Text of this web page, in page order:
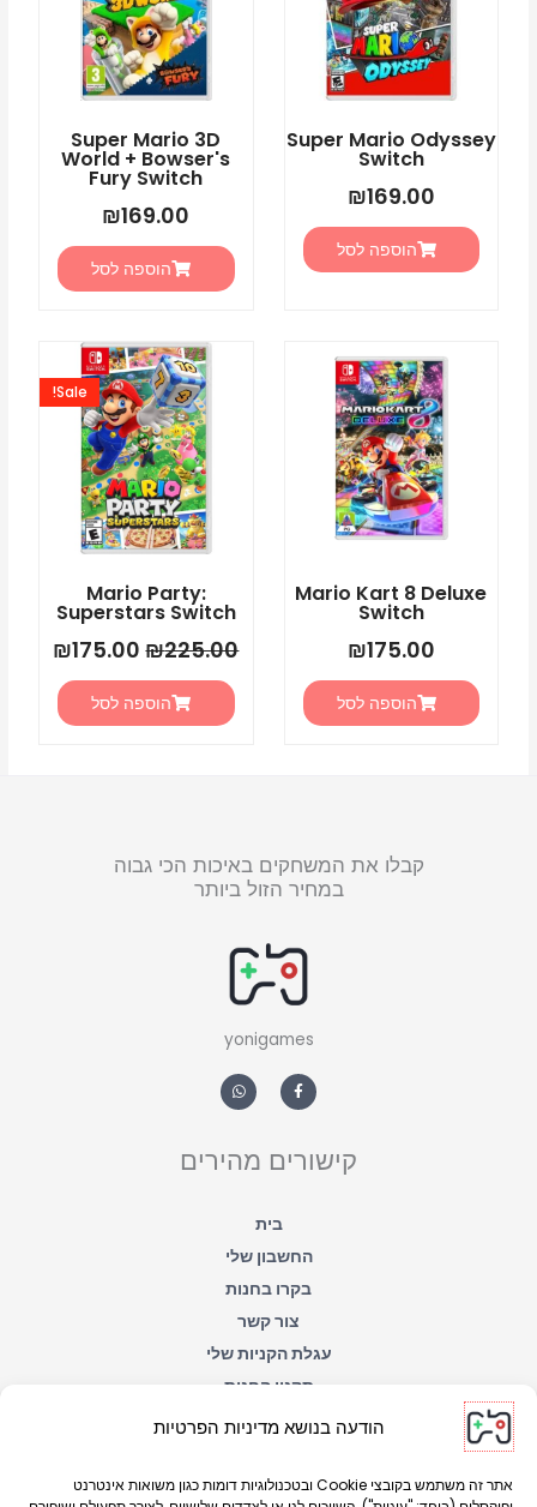
הודעה בנושא מדיניות הפרטיות
אתר זה משתמש בקובצי Cookie ובטכנולוגיות דומות כגון משואות אינטרנט
Super Mario Odyssey
Switch
₪169.00
הוספה לסל
Super Mario 3D
World + Bowser's
Fury Switch
₪169.00
הוספה לסל
Mario Kart 8 Deluxe
Switch
₪175.00
הוספה לסל
Mario Party:
Superstars Switch
Sale!
₪225.00
המחיר
המקורי
היה:
₪225.00.
₪175.00
הוא:
הוספה לסל
קבלו את המשחקים באיכות הכי גבוה
במחיר הזול ביותר
yonigames
a
c
e
o
h
a
t
p
p
קישורים מהירים
בית
החשבון שלי
בקרו בחנות
צור קשר
עגלת הקניות שלי
תקנון החנות